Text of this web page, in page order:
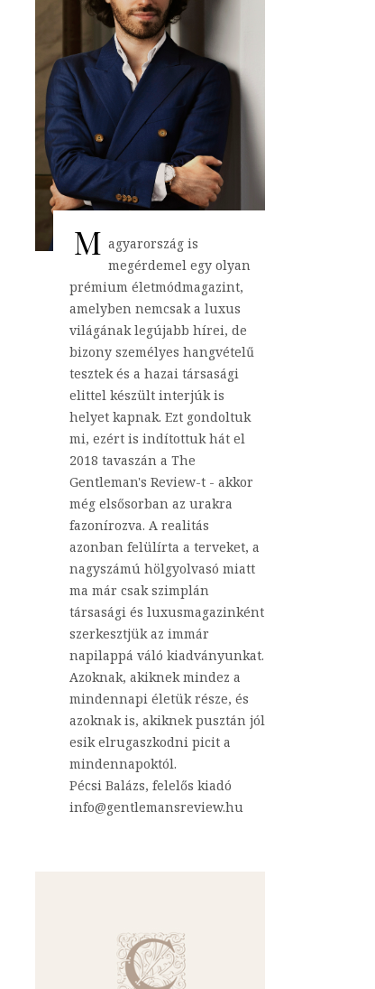
M agyarország is
megérdemel egy olyan
prémium életmódmagazint,
amelyben nemcsak a luxus
világának legújabb hírei, de
bizony személyes hangvételű
tesztek és a hazai társasági
elittel készült interjúk is
helyet kapnak. Ezt gondoltuk
mi, ezért is indítottuk hát el
2018 tavaszán a The
Gentleman's Review-t - akkor
még elsősorban az urakra
fazonírozva. A realitás
azonban felülírta a terveket, a
nagyszámú hölgyolvasó miatt
ma már csak szimplán
társasági és luxusmagazinként
szerkesztjük az immár
napilappá váló kiadványunkat.
Azoknak, akiknek mindez a
mindennapi életük része, és
azoknak is, akiknek pusztán jól
esik elrugaszkodni picit a
mindennapoktól.
Pécsi Balázs, felelős kiadó
info@gentlemansreview.hu